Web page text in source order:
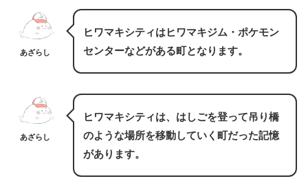
あざらし
ヒワマキシティはヒワマキジム・ポケモン
センターなどがある町となります。
あざらし
ヒワマキシティは、はしごを登って吊り橋
のような場所を移動していく町だった記憶
があります。